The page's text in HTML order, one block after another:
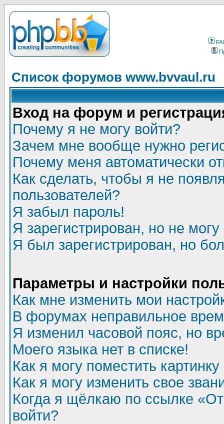
Список форумов www.bvvaul.ru
Вход на форум и
Почему я не могу войти?
Зачем мне вообще нужно
Почему меня автоматически
Как сделать, чтобы я не
пользователей?
Я забыл пароль!
Я зарегистрирован, но не могу
Я был зарегистрирован, но
Параметры и настройки
Как мне изменить мои
В форумах неправильное
Я изменил часовой пояс, но
Моего языка нет в списке!
Как я могу поместить
Как я могу изменить свое
Когда я щёлкаю по ссылке
войти?